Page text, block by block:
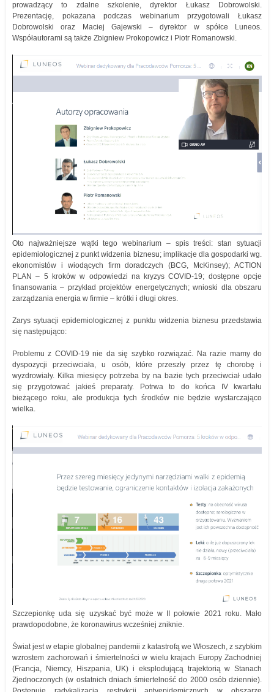
prowadzący to zdalne szkolenie, dyrektor Łukasz Dobrowolski.
Prezentację, pokazana podczas webinarium przygotowali Łukasz
Dobrowolski oraz Maciej Gajewski – dyrektor w spółce Luneos.
Współautorami są także Zbigniew Prokopowicz i Piotr Romanowski.
Oto najważniejsze wątki tego webinarium – spis treści: stan sytuacji
epidemiologicznej z punkt widzenia biznesu; implikacje dla gospodarki wg.
ekonomistów i wiodących firm doradczych (BCG, McKinsey); ACTION
PLAN – 5 kroków w odpowiedzi na kryzys COVID-19; dostępne opcje
finansowania – przykład projektów energetycznych; wnioski dla obszaru
zarządzania energia w firmie – krótki i długi okres.
Zarys sytuacji epidemiologicznej z punktu widzenia biznesu przedstawia
się następująco:
Problemu z COVID-19 nie da się szybko rozwiązać. Na razie mamy do
dyspozycji przeciwciała, u osób, które przeszły przez tę chorobę i
wyzdrowiały. Kilka miesięcy potrzeba by na bazie tych przeciwciał udało
się przygotować jakieś preparaty. Potrwa to do końca IV kwartału
bieżącego roku, ale produkcja tych środków nie będzie wystarczająco
wielka.
Szczepionkę uda się uzyskać być może w II połowie 2021 roku. Mało
prawdopodobne, że koronawirus wcześniej zniknie.
Świat jest w etapie globalnej pandemii z katastrofą we Włoszech, z szybkim
wzrostem zachorowań i śmiertelności w wielu krajach Europy Zachodniej
(Francja, Niemcy, Hiszpania, UK) i eksplodującą trajektorią w Stanach
Zjednoczonych (w ostatnich dniach śmiertelność do 2000 osób dziennie).